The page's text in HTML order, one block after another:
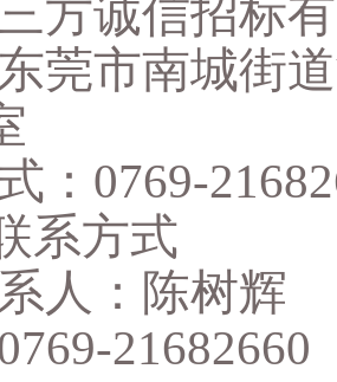
方诚信招标
莞市南城街
： 0769-
系方式
人： 陈树辉
21682660